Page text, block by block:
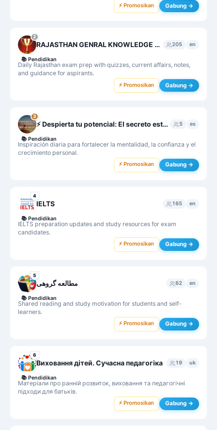
⚡ Promosikan Gabung →
2
RAJASTHAN GENRAL KNOWLEDGE 📚 🖋️🎖️🏆 205 en
Daily Rajasthan exam prep with quizzes, current affairs, notes,
and guidance for aspirants.
📚 Pendidikan
⚡ Promosikan Gabung →
3
⚡️ Despierta tu potencial: El secreto esta en ti 5 es
Inspiración diaria para fortalecer la mentalidad, la confianza y el
crecimiento personal.
📚 Pendidikan
⚡ Promosikan Gabung →
4
IELTS 165 en
IELTS preparation updates and study resources for exam
candidates.
📚 Pendidikan
⚡ Promosikan Gabung →
5
مطالعه گروهی 62 en
Shared reading and study motivation for students and self-
learners.
📚 Pendidikan
⚡ Promosikan Gabung →
6
Виховання дітей. Сучасна педагогіка 19 uk
Матеріали про ранній розвиток, виховання та педагогічні
підходи для батьків.
📚 Pendidikan
⚡ Promosikan Gabung →